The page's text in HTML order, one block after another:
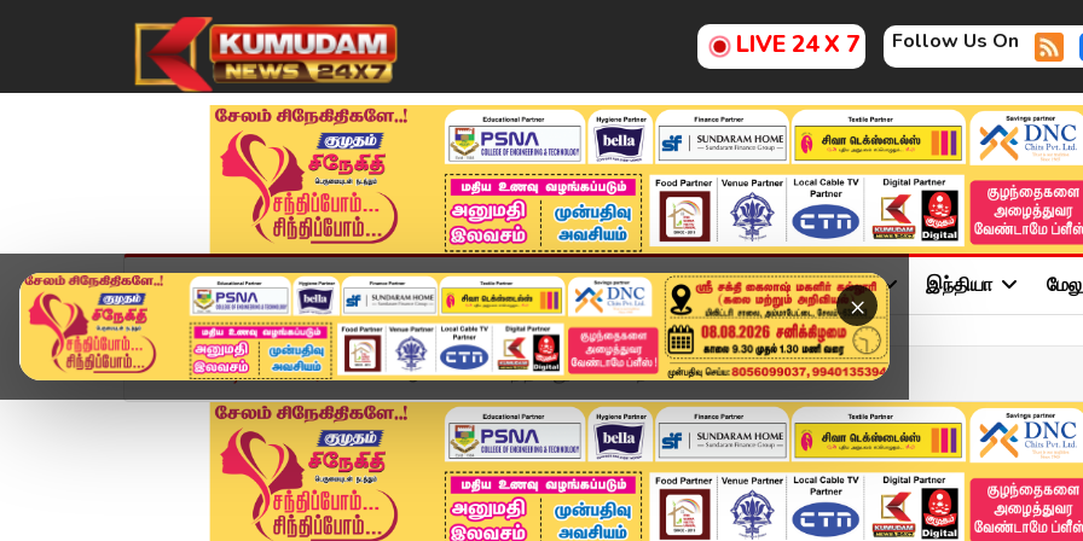
LIVE 24 X 7 Follow Us On
×
முகப்பு விளையாட்டு அண்மை தமிழ்நாடு சினிமா அரசியல் விளையாட்டு இந்தியா
Home வீடியோ ஸ்டோரி DMK ஆட்சியில் கட்சி நிதின்னு எல்லை மீறி போயிட்ட...